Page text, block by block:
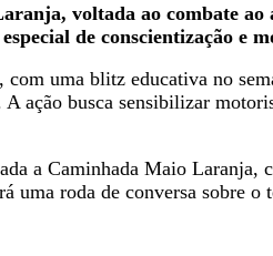
voltada ao combate
de conscientização e
uma blitz educativa no
ação busca sensibilizar
a Caminhada Maio
uma roda de conversa sobre